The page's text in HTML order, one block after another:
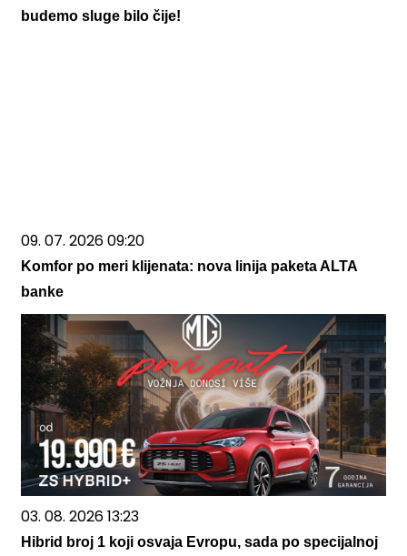
budemo sluge bilo čije!
09. 07. 2026 09:20
Komfor po meri klijenata: nova linija paketa ALTA
banke
03. 08. 2026 13:23
Hibrid broj 1 koji osvaja Evropu, sada po specijalnoj